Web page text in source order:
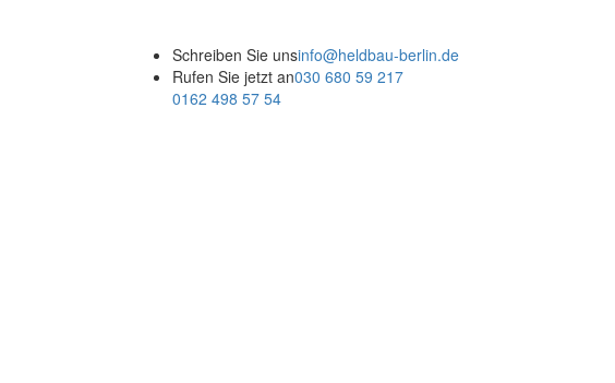
Schreiben Sie unsinfo@heldbau-berlin.de
Rufen Sie jetzt an030 680 59 217
0162 498 57 54